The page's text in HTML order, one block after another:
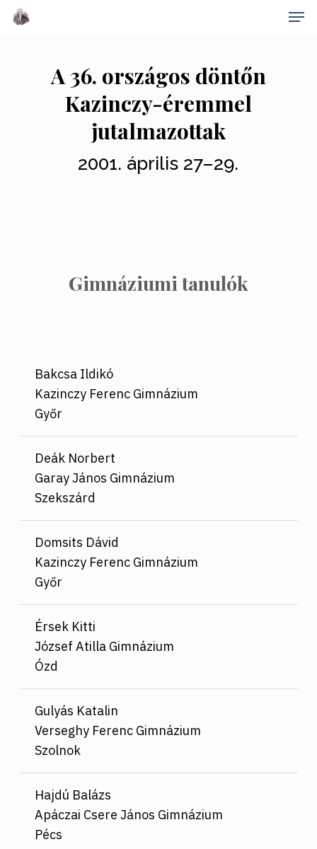
Skip
A 36. országos döntőn
Kazinczy-éremmel
jutalmazottak
2001. április 27–29.
Gimnáziumi tanulók
Bakcsa Ildikó
Kazinczy Ferenc Gimnázium
Győr
Deák Norbert
Garay János Gimnázium
Szekszárd
Domsits Dávid
Kazinczy Ferenc Gimnázium
Győr
Érsek Kitti
József Atilla Gimnázium
Ózd
Gulyás Katalin
Verseghy Ferenc Gimnázium
Szolnok
Hajdú Balázs
Apáczai Csere János Gimnázium
Pécs